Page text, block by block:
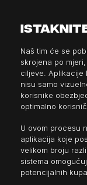
Naš tim će se
skrojena po
ciljeve. Aplikacije
nisu samo
korisnike
optimalno
U ovom procesu
aplikacija koje
velikom broju
sistema
potencijalnih